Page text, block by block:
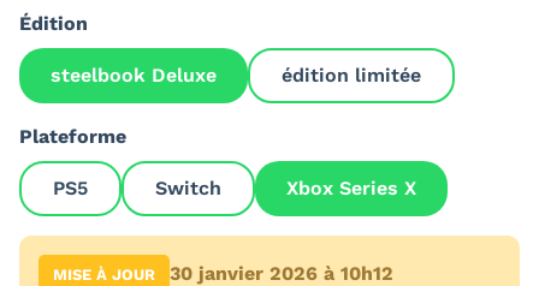
Édition
steelbook Deluxe édition limitée
Plateforme
PS5 Switch Xbox Series X
MISE À JOUR
30 janvier 2026 à 10h12